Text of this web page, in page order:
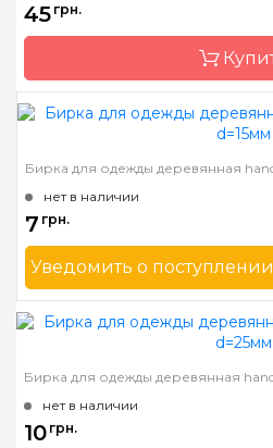
45 грн.
Бирка для одежды деревянная
нет в наличии
7 грн.
Уведомить о поступлении
Бренд
Страна-производитель
Бирка для одежды деревянная
нет в наличии
10 грн.